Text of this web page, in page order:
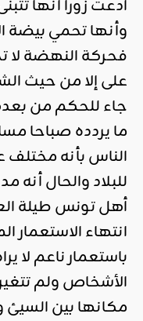
ادعت زورا أنها
وأنها تحمي بيضة
فحركة النهضة لا
على إلا من حيث
جاء للحكم من
ما يردده صباحا
الناس بأنه مختلف
للبلاد والحال
أهل تونس طيلة
انتهاء الاستعمار
باستعمار ناعم لا
الأشخاص ولم
مكانها بين